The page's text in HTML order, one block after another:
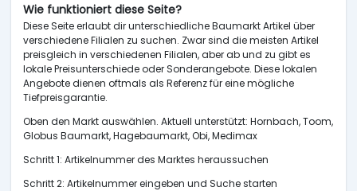
Wie funktioniert diese Seite?
Diese Seite erlaubt dir unterschiedliche Baumarkt Artikel über
verschiedene Filialen zu suchen. Zwar sind die meisten Artikel
preisgleich in verschiedenen Filialen, aber ab und zu gibt es
lokale Preisunterschiede oder Sonderangebote. Diese lokalen
Angebote dienen oftmals als Referenz für eine mögliche
Tiefpreisgarantie.
Oben den Markt auswählen. Aktuell unterstützt: Hornbach, Toom,
Globus Baumarkt, Hagebaumarkt, Obi, Medimax
Schritt 1: Artikelnummer des Marktes heraussuchen
Schritt 2: Artikelnummer eingeben und Suche starten